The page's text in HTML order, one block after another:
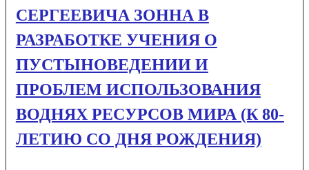
СЕРГЕЕВИЧА ЗОННА В
РАЗРАБОТКЕ УЧЕНИЯ О
ПУСТЫНОВЕДЕНИИ И
ПРОБЛЕМ ИСПОЛЬЗОВАНИЯ
ВОДНЯХ РЕСУРСОВ МИРА (К 80-
ЛЕТИЮ СО ДНЯ РОЖДЕНИЯ)